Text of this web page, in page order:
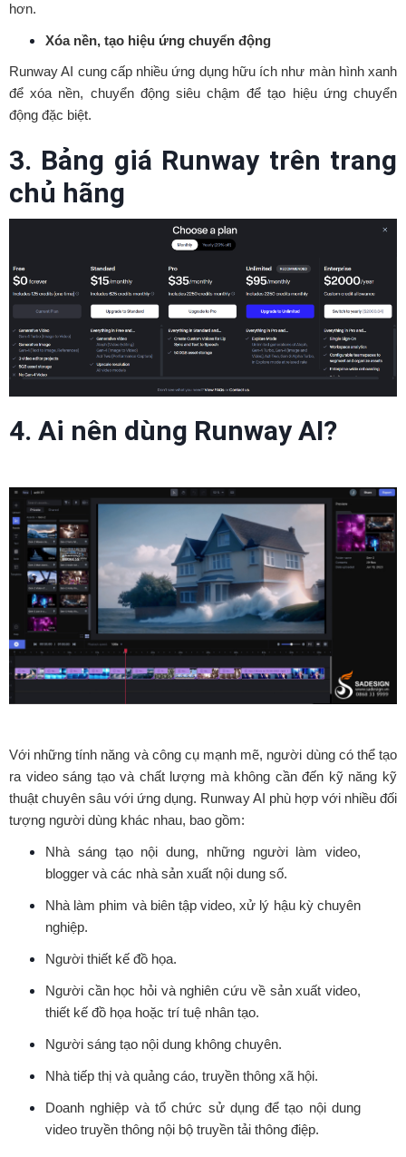
hơn.
Xóa nền, tạo hiệu ứng chuyển động
Runway AI cung cấp nhiều ứng dụng hữu ích như màn hình xanh
để xóa nền, chuyển động siêu chậm để tạo hiệu ứng chuyển
động đặc biệt.
3. Bảng giá Runway trên trang
chủ hãng
4. Ai nên dùng Runway AI?
Với những tính năng và công cụ mạnh mẽ, người dùng có thể tạo
ra video sáng tạo và chất lượng mà không cần đến kỹ năng kỹ
thuật chuyên sâu với ứng dụng. Runway AI phù hợp với nhiều đối
tượng người dùng khác nhau, bao gồm:
Nhà sáng tạo nội dung, những người làm video,
blogger và các nhà sản xuất nội dung số.
Nhà làm phim và biên tập video, xử lý hậu kỳ chuyên
nghiệp.
Người thiết kế đồ họa.
Người cần học hỏi và nghiên cứu về sản xuất video,
thiết kế đồ họa hoặc trí tuệ nhân tạo.
Người sáng tạo nội dung không chuyên.
Nhà tiếp thị và quảng cáo, truyền thông xã hội.
Doanh nghiệp và tổ chức sử dụng để tạo nội dung
video truyền thông nội bộ truyền tải thông điệp.